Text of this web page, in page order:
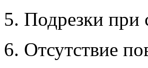
5. Подрезки при
6. Отсутствие